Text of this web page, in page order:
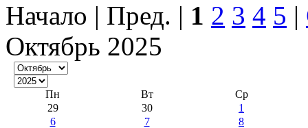
Начало | Пред. | 1 2 3 4 5 |
Октябрь 2025
Пн Вт
Ср
29
30
1
6
7
8